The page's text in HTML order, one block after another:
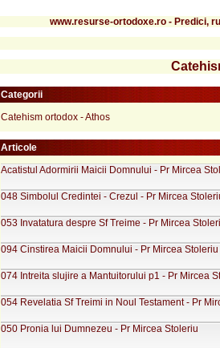
www.resurse-ortodoxe.ro - Predici,
Categorii
Catehism ortodox - Athos
Articole
Acatistul Adormirii Maicii Domnului - Pr Mircea
048 Simbolul Credintei - Crezul - Pr Mircea
053 Invatatura despre Sf Treime - Pr Mircea
094 Cinstirea Maicii Domnului - Pr Mircea Stoleriu
074 Intreita slujire a Mantuitorului p1 - Pr Mircea
054 Revelatia Sf Treimi in Noul Testament - Pr
050 Pronia lui Dumnezeu - Pr Mircea Stoleriu